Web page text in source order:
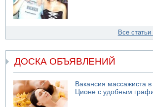
Все
ДОСКА ОБЪЯВЛЕНИЙ
Вакансия массажиста
Ционе с удобным